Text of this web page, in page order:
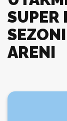
SUPER
ARENI